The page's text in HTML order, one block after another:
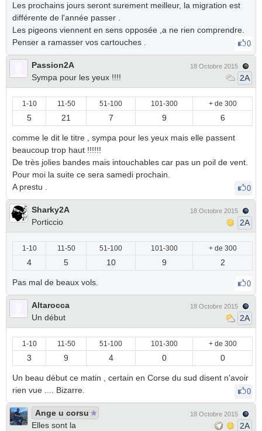
Les prochains jours seront surement meilleur, la migration est
différente de l'année passer .
Les pigeons viennent en sens opposée ,a ne rien comprendre.
Penser a ramasser vos cartouches .
0
Passion2A
Sympa pour les yeux !!!!
18 Octobre 2015
2A
1-10 11-50 51-100 101-300 + de 300
5 21 7 9 6
comme le dit le titre , sympa pour les yeux mais elle passent
beaucoup trop haut !!!!!!
De très jolies bandes mais intouchables car pas un poil de vent.
Pour moi la suite ce sera samedi prochain.
A prestu .
0
Sharky2A
Porticcio
18 Octobre 2015
2A
1-10 11-50 51-100 101-300 + de 300
4 5 10 9 2
Pas mal de beaux vols. 0
Altarocca
Un début
18 Octobre 2015
2A
1-10 11-50 51-100 101-300 + de 300
3 9 4 0 0
Un beau début ce matin , certain en Corse du sud disent n'avoir
rien vue .... Bizarre.
0
Ange u corsu
Elles sont la
18 Octobre 2015
2A